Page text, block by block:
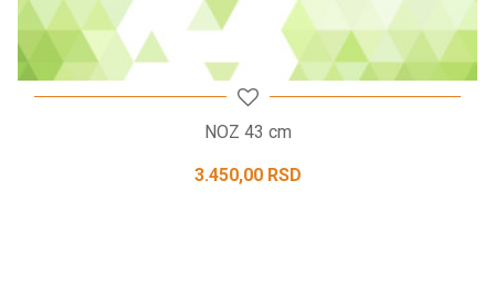
NOZ 43 cm
3.450,00 RSD